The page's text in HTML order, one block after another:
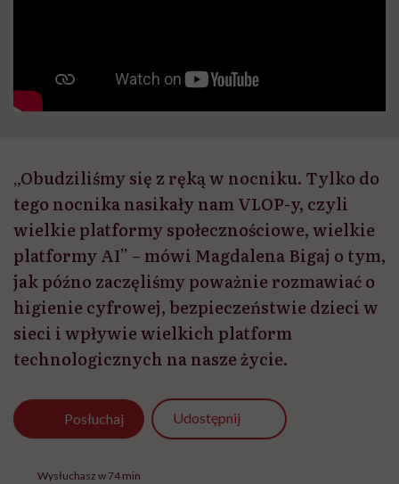
„Obudziliśmy się z ręką w nocniku. Tylko do
tego nocnika nasikały nam VLOP-y, czyli
wielkie platformy społecznościowe, wielkie
platformy AI” – mówi Magdalena Bigaj o tym,
jak późno zaczęliśmy poważnie rozmawiać o
higienie cyfrowej, bezpieczeństwie dzieci w
sieci i wpływie wielkich platform
technologicznych na nasze życie.
Posłuchaj Udostępnij
Wysłuchasz w 74 min